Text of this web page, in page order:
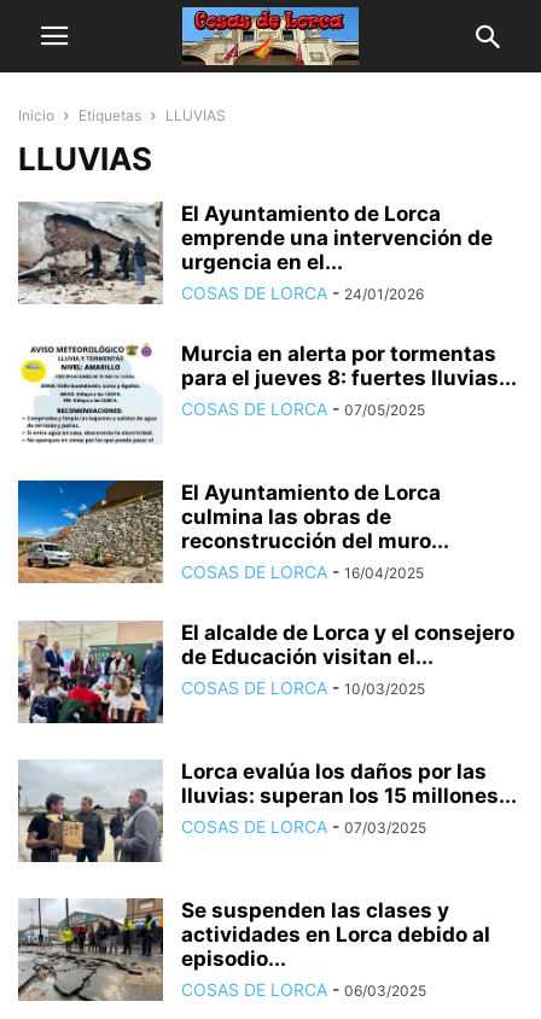
Inicio Etiquetas LLUVIAS
LLUVIAS
El Ayuntamiento de Lorca
emprende una intervención de
urgencia en el...
COSAS DE LORCA - 24/01/2026
Murcia en alerta por tormentas
para el jueves 8: fuertes lluvias...
COSAS DE LORCA - 07/05/2025
El Ayuntamiento de Lorca
culmina las obras de
reconstrucción del muro...
COSAS DE LORCA - 16/04/2025
El alcalde de Lorca y el consejero
de Educación visitan el...
COSAS DE LORCA - 10/03/2025
Lorca evalúa los daños por las
lluvias: superan los 15 millones...
COSAS DE LORCA - 07/03/2025
Se suspenden las clases y
actividades en Lorca debido al
episodio...
COSAS DE LORCA - 06/03/2025